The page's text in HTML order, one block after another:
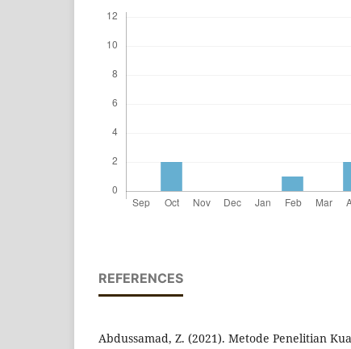
REFERENCES
Abdussamad, Z. (2021). Metode Penelitian